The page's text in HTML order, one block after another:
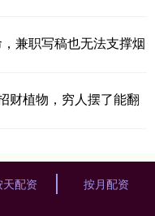
兼职写稿也无法支撑烟
财植物，穷人摆了能翻
天配资 按月配资